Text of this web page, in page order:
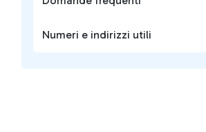
Numeri e indirizzi utili